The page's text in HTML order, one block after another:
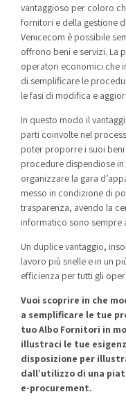
vantaggioso per coloro
fornitori e della gestione
Venicecom è possibile
offrono beni e servizi. La
operatori economici che
di semplificare le
le fasi di modifica e
In questo modo il
parti coinvolte nel
poter proporre i suoi
procedure dispendiose
organizzare la gara
messo in condizione di
trasparenza, avendo la
informatico sono sempre
Un duplice vantaggio,
lavoro più snelle e in un
efficienza per tutti gli
Vuoi scoprire in che
a semplificare le tue
tuo Albo Fornitori in
illustraci le tue
disposizione per
dall’utilizzo di una
e-procurement.